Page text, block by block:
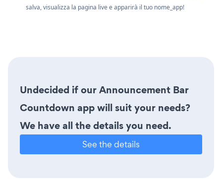
salva, visualizza la pagina live e apparirà il tuo nome_app!
Undecided if our Announcement Bar
Countdown app will suit your needs?
We have all the details you need.
See the details